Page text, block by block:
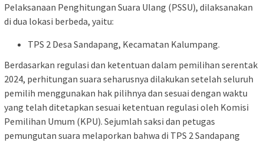
Pelaksanaan Penghitungan Suara Ulang (PSSU), dilaksanakan
di dua lokasi berbeda, yaitu:
TPS 2 Desa Sandapang, Kecamatan Kalumpang.
Berdasarkan regulasi dan ketentuan dalam pemilihan serentak
2024, perhitungan suara seharusnya dilakukan setelah seluruh
pemilih menggunakan hak pilihnya dan sesuai dengan waktu
yang telah ditetapkan sesuai ketentuan regulasi oleh Komisi
Pemilihan Umum (KPU). Sejumlah saksi dan petugas
pemungutan suara melaporkan bahwa di TPS 2 Sandapang